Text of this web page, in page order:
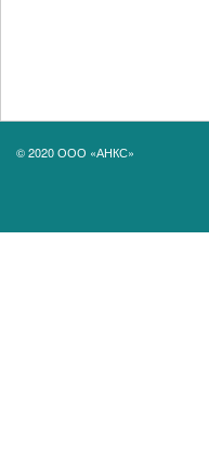
© 2020 ООО «АНКС»